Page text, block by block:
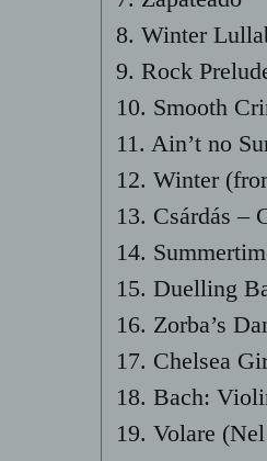
8. Winter
9. Rock
10. Smooth
11. Ain’t no
12. Winter
13. Csárdás –
14.
15. Duelling
16. Zorba’s
17. Chelsea
18. Bach:
19. Volare